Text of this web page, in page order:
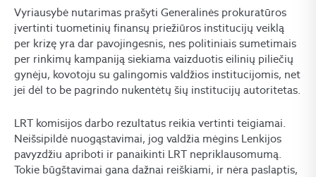
Vyriausybė nutarimas prašyti Generalinės prokuratūros
įvertinti tuometinių finansų priežiūros institucijų veiklą
per krizę yra dar pavojingesnis, nes politiniais sumetimais
per rinkimų kampaniją siekiama vaizduotis eilinių piliečių
gynėju, kovotoju su galingomis valdžios institucijomis, net
jei dėl to be pagrindo nukentėtų šių institucijų autoritetas.
LRT komisijos darbo rezultatus reikia vertinti teigiamai.
Neišsipildė nuogąstavimai, jog valdžia mėgins Lenkijos
pavyzdžiu apriboti ir panaikinti LRT nepriklausomumą.
Tokie būgštavimai gana dažnai reiškiami, ir nėra paslaptis,